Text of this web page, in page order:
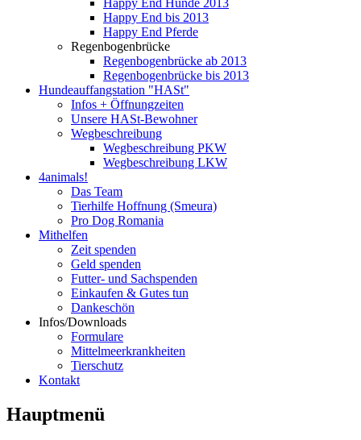
Happy End bis 2013
Happy End Pferde
Regenbogenbrücke
Regenbogenbrücke ab 2013
Regenbogenbrücke bis 2013
Hundeauffangstation "HASt"
Infos + Öffnungzeiten
Unsere HASt-Bewohner
Wegbeschreibung
Wegbeschreibung PKW
Wegbeschreibung LKW
4animals!
Das Team
Tierhilfe Hoffnung (Smeura)
Pro Dog Romania
Mithelfen
Zeit spenden
Geld spenden
Futter- und Sachspenden
Einkaufen & Gutes tun
Dankeschön
Infos/Downloads
Formulare
Mittelmeerkrankheiten
Tierschutz
Kontakt
Hauptmenü